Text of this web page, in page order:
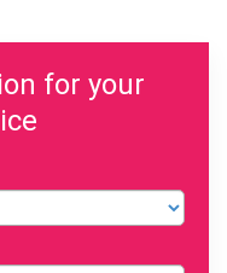
for your